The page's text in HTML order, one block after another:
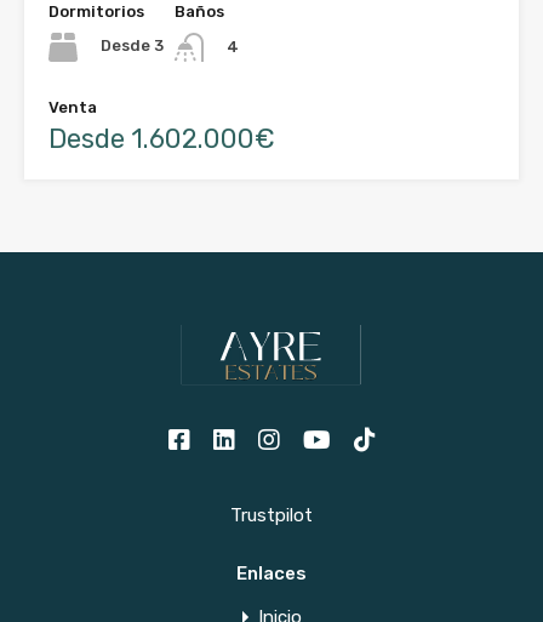
Dormitorios
Desde 3
Baños
4
Venta
Desde 1.602.000€
Trustpilot
Enlaces
Inicio